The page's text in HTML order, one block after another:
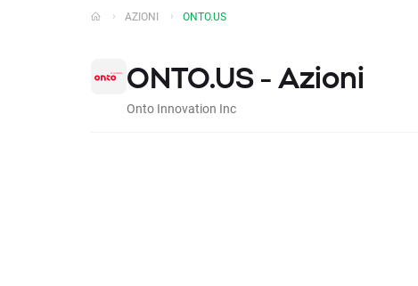
AZIONI ONTO.US
ONTO.US - Azioni
Onto Innovation Inc